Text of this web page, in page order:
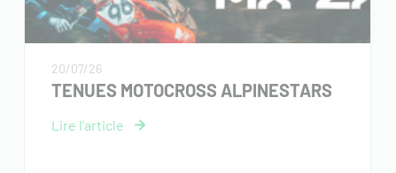
20/07/26
TENUES MOTOCROSS ALPINESTARS